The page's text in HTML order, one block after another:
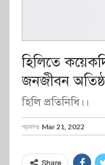
হিলিতে
জনজীবন
হিলি প্রতিনিধি।।
প্রকাশঃ Mar 21, 2022
Share